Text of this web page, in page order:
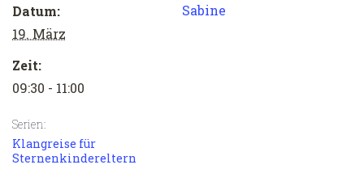
Datum:
19. März
Zeit:
09:30 - 11:00
Serien:
Klangreise für
Sternenkindereltern
Sabine